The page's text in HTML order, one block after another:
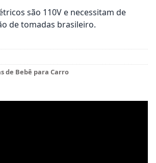
são 110V e necessitam de
de tomadas brasileiro.
de Bebê para Carro